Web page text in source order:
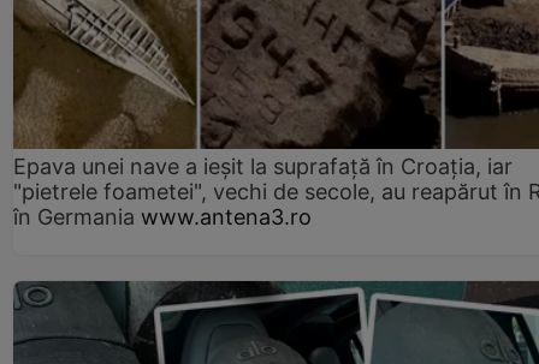
Epava unei nave a ieșit la suprafață în Croația, iar
"pietrele foametei", vechi de secole, au reapărut în
în Germania www.antena3.ro